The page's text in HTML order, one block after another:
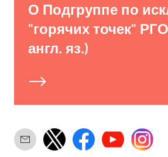
О Подгруппе по
"горячих точек"
англ. яз.)